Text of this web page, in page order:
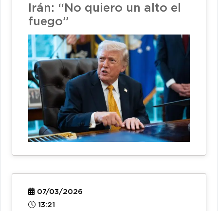
Irán: “No quiero un alto el
fuego”
07/03/2026
13:21